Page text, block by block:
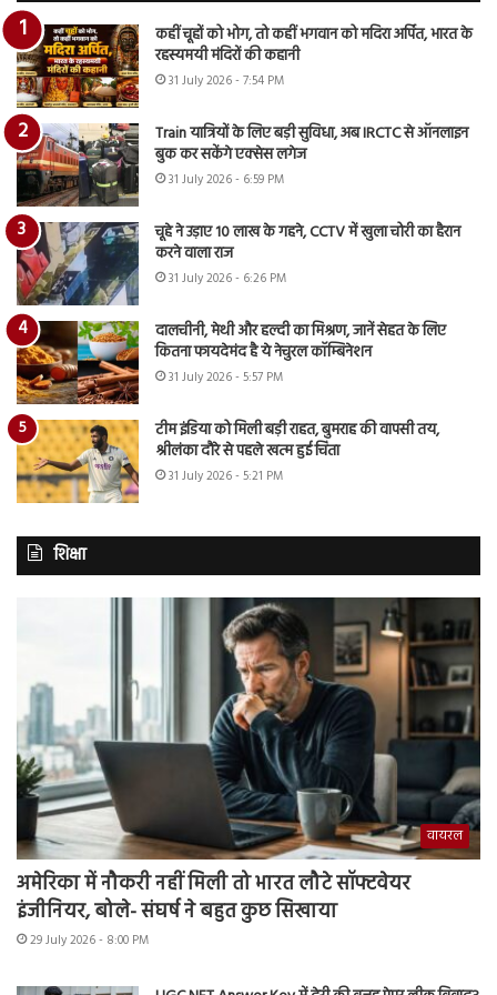
कहीं चूहों को भोग, तो कहीं भगवान को मदिरा अर्पित, भारत के
रहस्यमयी मंदिरों की कहानी
31 July 2026 - 7:54 PM
Train यात्रियों के लिए बड़ी सुविधा, अब IRCTC से ऑनलाइन
बुक कर सकेंगे एक्सेस लगेज
31 July 2026 - 6:59 PM
चूहे ने उड़ाए 10 लाख के गहने, CCTV में खुला चोरी का हैरान
करने वाला राज
31 July 2026 - 6:26 PM
दालचीनी, मेथी और हल्दी का मिश्रण, जानें सेहत के लिए
कितना फायदेमंद है ये नेचुरल कॉम्बिनेशन
31 July 2026 - 5:57 PM
टीम इंडिया को मिली बड़ी राहत, बुमराह की वापसी तय,
श्रीलंका दौरे से पहले खत्म हुई चिंता
31 July 2026 - 5:21 PM
शिक्षा
वायरल
अमेरिका में नौकरी नहीं मिली तो भारत लौटे सॉफ्टवेयर
इंजीनियर, बोले- संघर्ष ने बहुत कुछ सिखाया
29 July 2026 - 8:00 PM